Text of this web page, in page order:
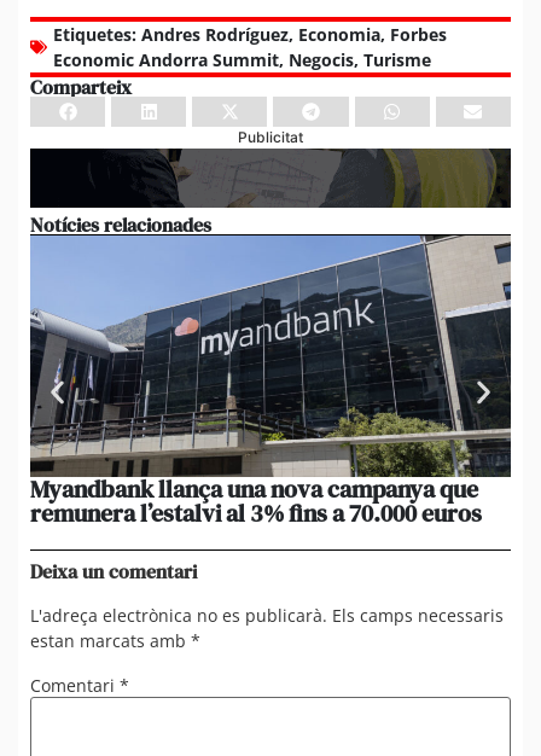
Etiquetes: Andres Rodríguez, Economia, Forbes
Economic Andorra Summit, Negocis, Turisme
Comparteix
Publicitat
Notícies relacionades
Myandbank llança una nova campanya que
remunera l’estalvi al 3% fins a 70.000 euros
Deixa un comentari
L'adreça electrònica no es publicarà. Els camps necessaris
estan marcats amb *
Comentari *